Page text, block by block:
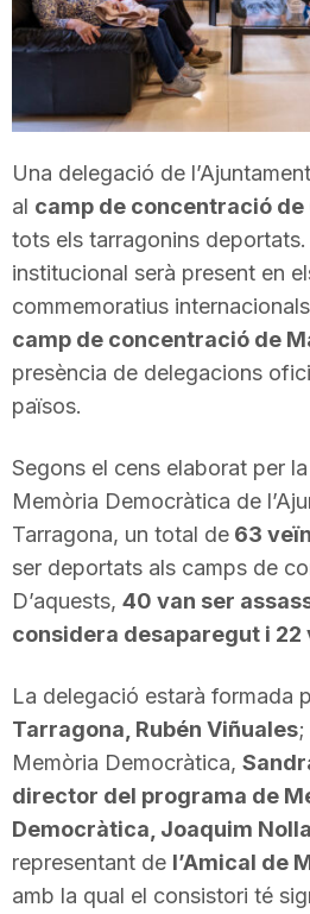
e
a
r
r
g
o
a
Una delegació de
al camp de concentració de
tots els tarragonins
institucional serà present en
commemoratius
camp de concentració de
presència de delegacions
països.
Segons el cens elaborat per
Memòria Democràtica de
Tarragona, un total de 63
ser deportats als camps de
D’aquests, 40 van ser
considera desaparegut i 22
La delegació estarà formada
Tarragona, Rubén Viñuales
Memòria Democràtica,
director del programa de
Democràtica, Joaquim Nolla
representant de l’Amical de
amb la qual el consistori té